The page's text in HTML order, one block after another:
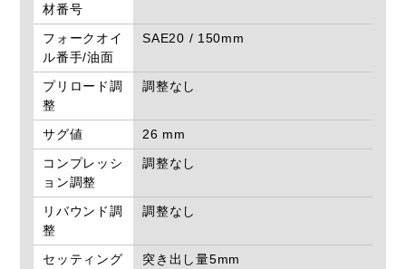
材番号
フォークオイ
ル番手/油面
SAE20 / 150mm
プリロード調
整
調整なし
サグ値
26 mm
コンプレッシ
ョン調整
調整なし
リバウンド調
整
調整なし
セッティング
突き出し量5mm